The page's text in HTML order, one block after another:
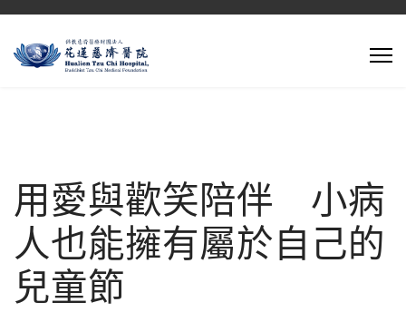
用愛與歡笑陪伴 小病
人也能擁有屬於自己的
兒童節